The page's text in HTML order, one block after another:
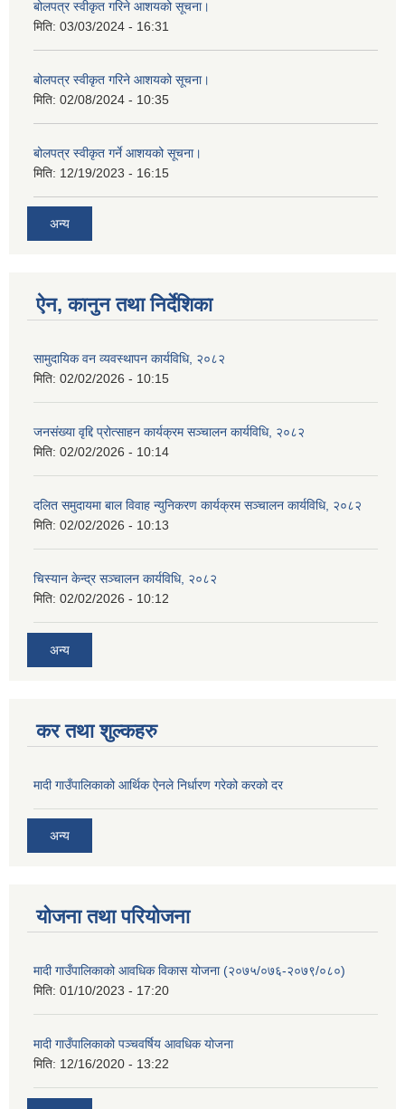
बोलपत्र स्वीकृत गरिने आशयको सूचना।
मिति: 03/03/2024 - 16:31
बोलपत्र स्वीकृत गरिने आशयको सूचना।
मिति: 02/08/2024 - 10:35
बोलपत्र स्वीकृत गर्ने आशयको सूचना।
मिति: 12/19/2023 - 16:15
अन्य
ऐन, कानुन तथा निर्देशिका
सामुदायिक वन व्यवस्थापन कार्यविधि, २०८२
मिति: 02/02/2026 - 10:15
जनसंख्या वृद्दि प्रोत्साहन कार्यक्रम सञ्‍चालन कार्यविधि, २०८२
मिति: 02/02/2026 - 10:14
दलित समुदायमा बाल विवाह न्युनिकरण कार्यक्रम सञ्‍चालन कार्यविधि, २०८२
मिति: 02/02/2026 - 10:13
चिस्यान केन्द्र सञ्‍चालन कार्यविधि, २०८२
मिति: 02/02/2026 - 10:12
अन्य
कर तथा शुल्कहरु
मादी गाउँपालिकाको आर्थिक ऐनले निर्धारण गरेको करको दर
अन्य
योजना तथा परियोजना
मादी गाउँपालिकाको आवधिक विकास योजना (२०७५/०७६-२०७९/०८०)
मिति: 01/10/2023 - 17:20
मादी गाउँपालिकाको पञ्चवर्षिय आवधिक योजना
मिति: 12/16/2020 - 13:22